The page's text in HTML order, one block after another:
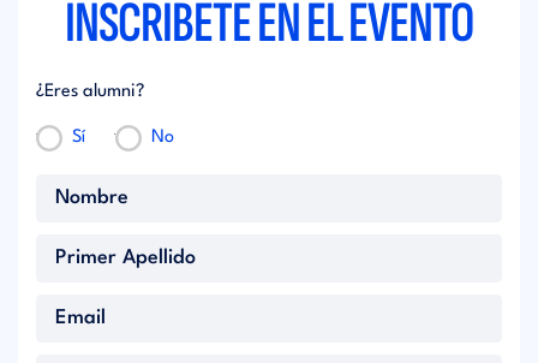
INSCRÍBETE EN EL EVENTO
¿Eres alumni?
Sí No